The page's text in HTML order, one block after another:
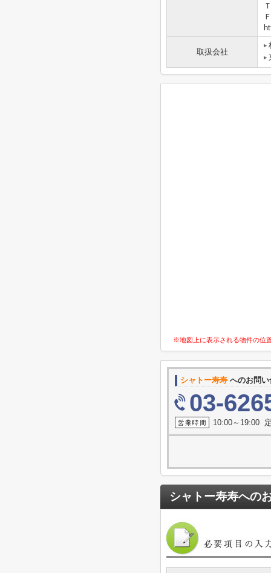
取扱会社
※地図上に表示される物件の位
シャトー寿寿 へのお問
03-
10:00～19:00
シャトー寿寿への